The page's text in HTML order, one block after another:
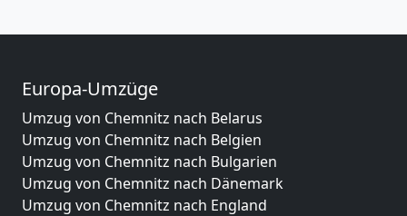
Europa-Umzüge
Umzug von Chemnitz nach Belarus
Umzug von Chemnitz nach Belgien
Umzug von Chemnitz nach Bulgarien
Umzug von Chemnitz nach Dänemark
Umzug von Chemnitz nach England